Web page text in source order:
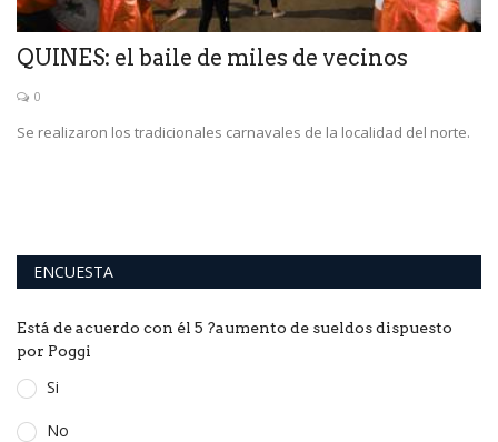
QUINES: el baile de miles de vecinos
0
Se realizaron los tradicionales carnavales de la localidad del norte.
ENCUESTA
Está de acuerdo con él 5 ?aumento de sueldos dispuesto
por Poggi
Si
No